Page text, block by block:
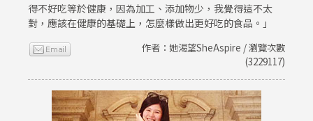
得不好吃等於健康，因為加工、添加物少，我覺得這不太
對，應該在健康的基礎上，怎麼樣做出更好吃的食品。」
作者：她渴望SheAspire / 瀏覽次數
(3229117)